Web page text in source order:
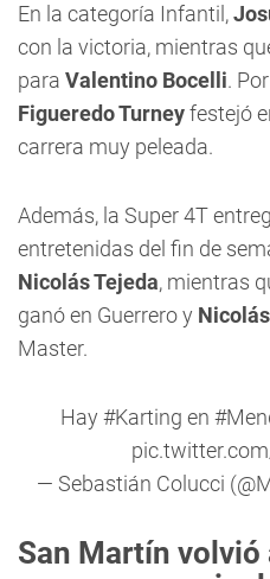
En la categoría Infantil,
con la victoria, mientras
para Valentino Bocelli.
Figueredo Turneyfestejó
carrera muy peleada.
Además, la Super 4T
entretenidas del fin de
Nicolás Tejeda, mientras
ganó en Guerrero y
Master.
Hay #Karting en
— Sebastián Colucci
San Martín